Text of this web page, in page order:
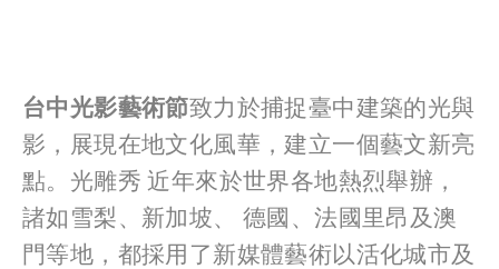
台中光影藝術節致力於捕捉臺中建築的光與
影，展現在地文化風華，建立一個藝文新亮
點。光雕秀 近年來於世界各地熱烈舉辦，
諸如雪梨、新加坡、 德國、法國里昂及澳
門等地，都採用了新媒體藝術以活化城市及